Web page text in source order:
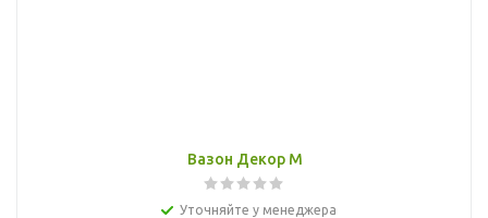
Вазон Декор M
Уточняйте у менеджера